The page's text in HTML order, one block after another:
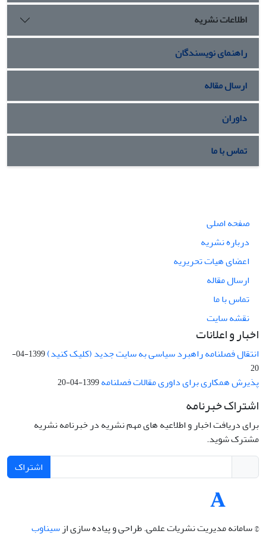
اطلاعات نشریه
راهنمای نویسندگان
ارسال مقاله
داوران
تماس با ما
صفحه اصلی
درباره نشریه
اعضای هیات تحریریه
ارسال مقاله
تماس با ما
نقشه سایت
اخبار و اعلانات
انتقال فصلنامه راهبرد سیاسی به سایت جدید (کلیک کنید)
1399-04-
20
پذیرش همکاری برای داوری مقالات فصلنامه1399-04-20
اشتراک خبرنامه
برای دریافت اخبار و اطلاعیه های مهم نشریه در خبرنامه نشریه
مشترک شوید.
اشتراک
© سامانه مدیریت نشریات علمی.طراحی و پیاده سازی از سیناوب